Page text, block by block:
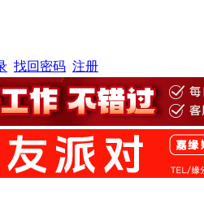
找回密码 注册